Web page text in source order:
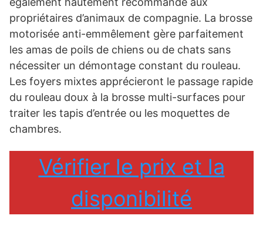
propriétaires d’animaux de compagnie. La brosse
motorisée anti-emmêlement gère parfaitement
les amas de poils de chiens ou de chats sans
nécessiter un démontage constant du rouleau.
Les foyers mixtes apprécieront le passage rapide
du rouleau doux à la brosse multi-surfaces pour
traiter les tapis d’entrée ou les moquettes de
chambres.
Vérifier le prix et la
disponibilité